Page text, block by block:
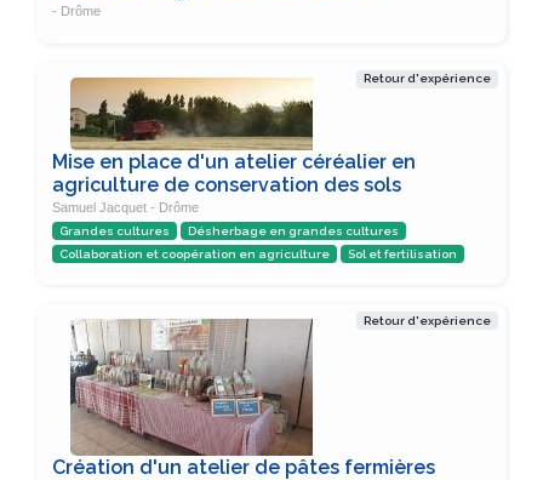
- Drôme
Retour d'expérience
Mise en place d'un atelier céréalier en
agriculture de conservation des sols
Samuel Jacquet - Drôme
Grandes cultures
Désherbage en grandes cultures
Collaboration et coopération en agriculture
Sol et fertilisation
Retour d'expérience
Création d'un atelier de pâtes fermières